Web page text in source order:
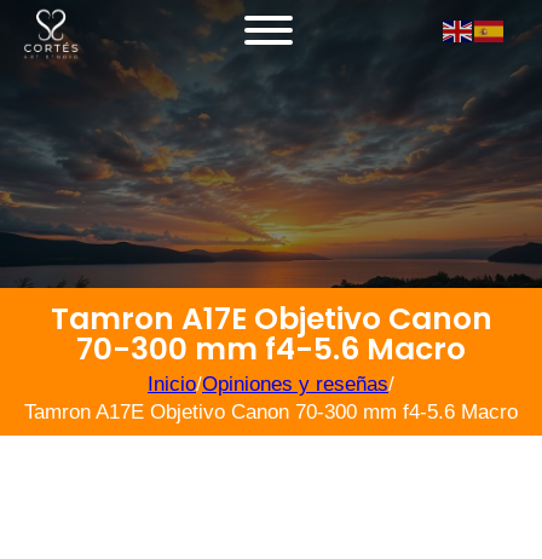
Tamron A17E Objetivo Canon
70-300 mm f4-5.6 Macro
Inicio/Opiniones y reseñas/
Tamron A17E Objetivo Canon 70-300 mm f4-5.6 Macro